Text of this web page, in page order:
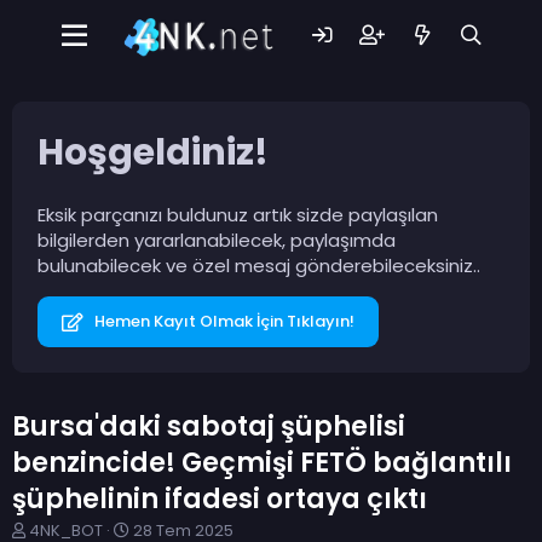
Hoşgeldiniz!
Eksik parçanızı buldunuz artık sizde paylaşılan
bilgilerden yararlanabilecek, paylaşımda
bulunabilecek ve özel mesaj gönderebileceksiniz..
Hemen Kayıt Olmak İçin Tıklayın!
Bursa'daki sabotaj şüphelisi
benzincide! Geçmişi FETÖ bağlantılı
şüphelinin ifadesi ortaya çıktı
K
4NK_BOT
B
28 Tem 2025